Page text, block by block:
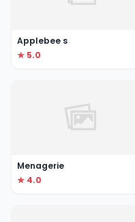
Applebee s
★ 5.0
Menagerie
★ 4.0